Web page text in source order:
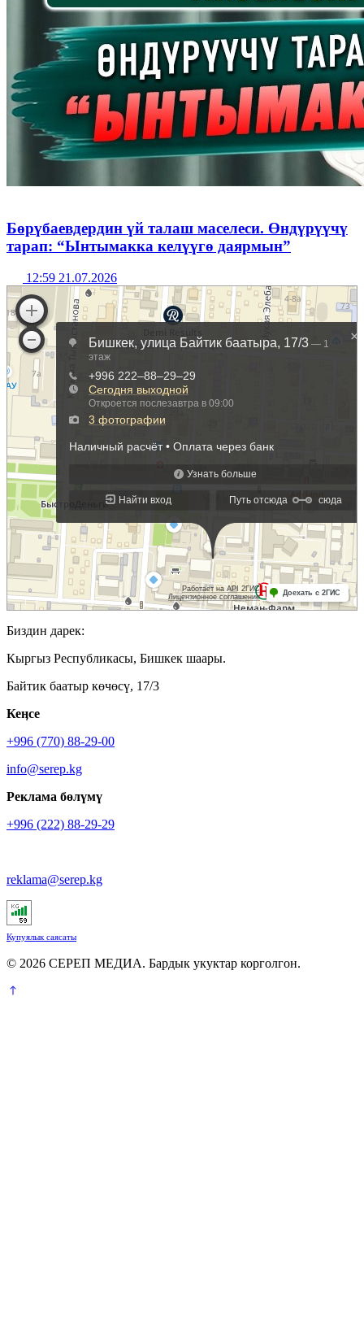
Бөрүбаевдердин үй талаш маселеси. Өндүрүүчү
тарап: “Ынтымакка келүүгө даярмын”
12:59 21.07.2026
Биздин дарек:
Кыргыз Республикасы, Бишкек шаары.
Байтик баатыр көчөсү, 17/3
Кеӊсе
+996 (770) 88-29-00
info@serep.kg
Реклама бөлүмү
+996 (222) 88-29-29
reklama@serep.kg
Купуялык саясаты
© 2026 СЕРЕП МЕДИА. Бардык укуктар корголгон.